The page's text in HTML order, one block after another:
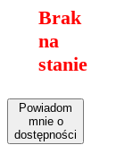
Brak
na
stanie
Powiadom
mnie o
dostępności